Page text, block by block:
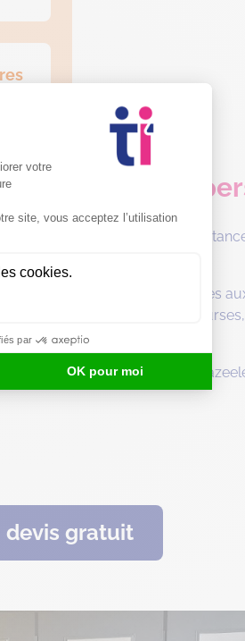
de l’aide à la
des services d’aide et
de vie diplômées et formées
du repassage, les
mais aussi à Méteren,
devis gratuit